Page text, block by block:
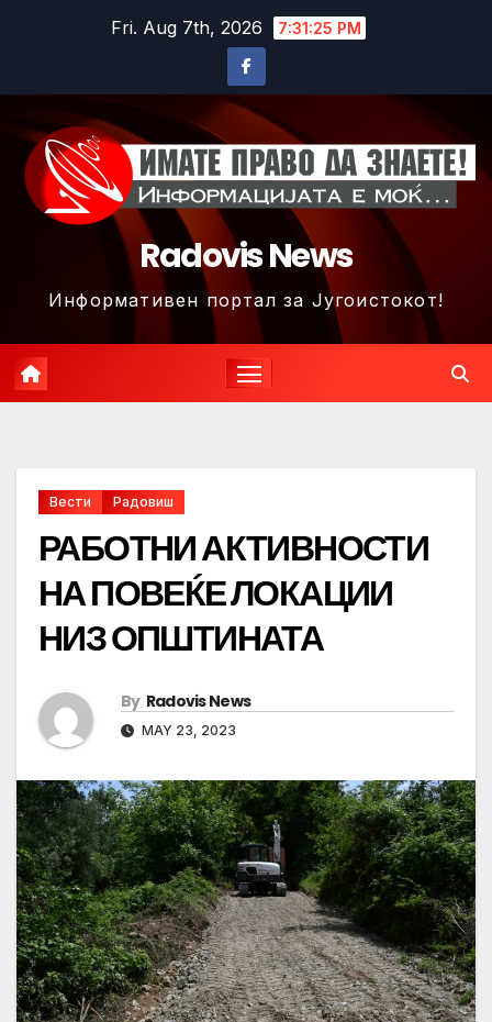
Fri. Aug 7th, 2026 7:31:29 PM
Radovis News
Информативен портал за Југоистокот!
Вести Радовиш
РАБОТНИ АКТИВНОСТИ
НА ПОВЕЌЕ ЛОКАЦИИ
НИЗ ОПШТИНАТА
By Radovis News
MAY 23, 2023